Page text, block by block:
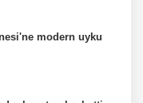
modern uyku